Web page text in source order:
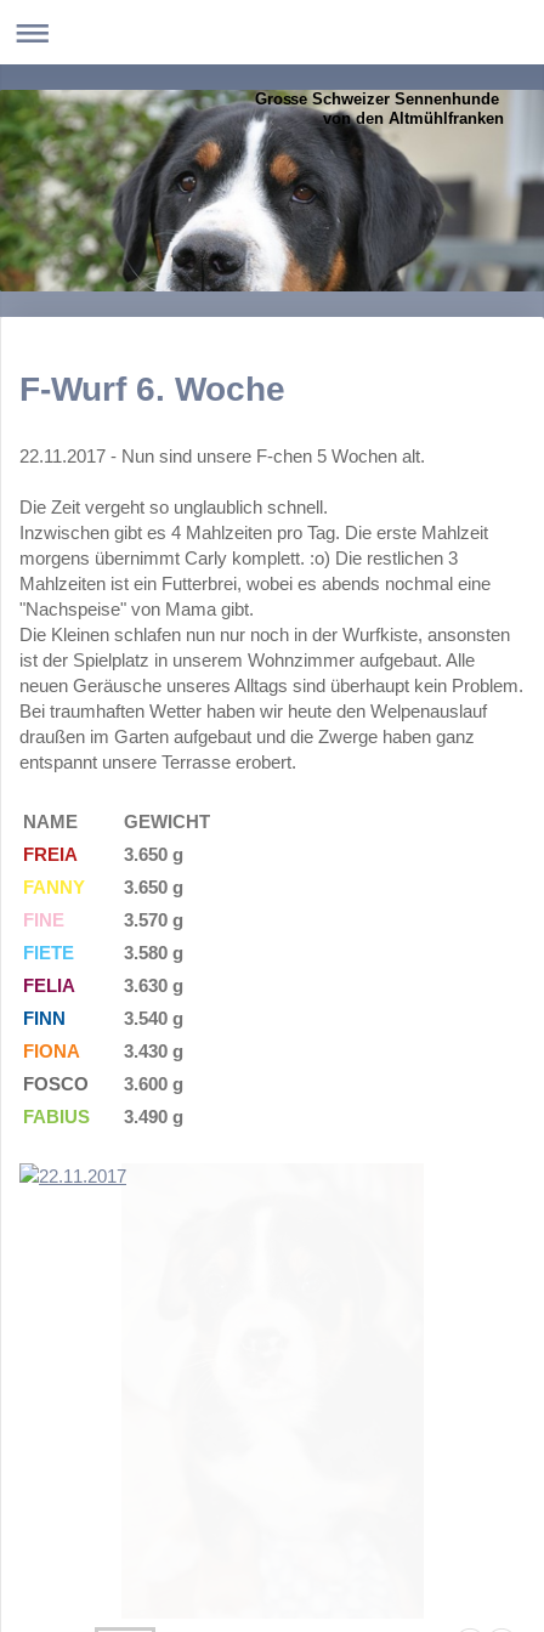
Grosse Schweizer Sennenhunde
von den Altmühlfranken
F-Wurf 6. Woche
22.11.2017 - Nun sind unsere F-chen 5 Wochen alt.
Die Zeit vergeht so unglaublich schnell.
Inzwischen gibt es 4 Mahlzeiten pro Tag. Die erste Mahlzeit
morgens übernimmt Carly komplett. :o) Die restlichen 3
Mahlzeiten ist ein Futterbrei, wobei es abends nochmal eine
"Nachspeise" von Mama gibt.
Die Kleinen schlafen nun nur noch in der Wurfkiste, ansonsten
ist der Spielplatz in unserem Wohnzimmer aufgebaut. Alle
neuen Geräusche unseres Alltags sind überhaupt kein Problem.
Bei traumhaften Wetter haben wir heute den Welpenauslauf
draußen im Garten aufgebaut und die Zwerge haben ganz
entspannt unsere Terrasse erobert.
NAME
GEWICHT
FREIA
3.650 g
FANNY
3.650 g
FINE
3.570 g
FIETE
3.580 g
FELIA
3.630 g
FINN
3.540 g
FIONA
3.430 g
FOSCO
3.600 g
FABIUS
3.490 g